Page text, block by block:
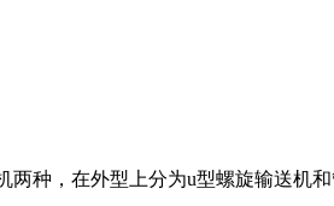
种，在外型上分为u型螺旋输送机